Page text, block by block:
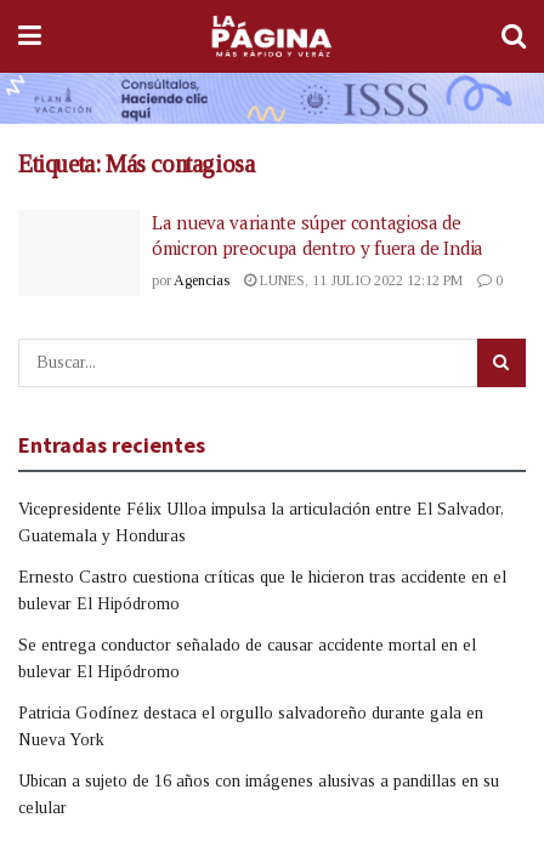
Etiqueta:Más contagiosa
La nueva variante súper contagiosa de
ómicron preocupa dentro y fuera de India
por Agencias LUNES, 11 JULIO 2022 12:12 PM 0
Entradas recientes
Vicepresidente Félix Ulloa impulsa la articulación entre El Salvador,
Guatemala y Honduras
Ernesto Castro cuestiona críticas que le hicieron tras accidente en el
bulevar El Hipódromo
Se entrega conductor señalado de causar accidente mortal en el
bulevar El Hipódromo
Patricia Godínez destaca el orgullo salvadoreño durante gala en
Nueva York
Ubican a sujeto de 16 años con imágenes alusivas a pandillas en su
celular